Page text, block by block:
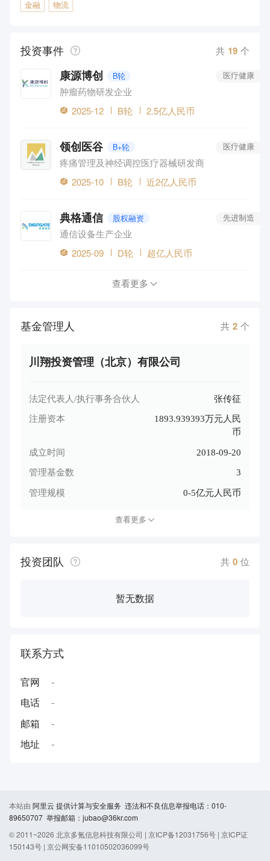
金融 物流
投资事件 共 19 个
康源博创 B轮
肿瘤药物研发企业
医疗健康
2025-12 B轮 2.5亿人民币
领创医谷 B+轮
疼痛管理及神经调控医疗器械研发商
医疗健康
2025-10 B轮 近2亿人民币
典格通信 股权融资
通信设备生产企业
先进制造
2025-09 D轮 超亿人民币
查看更多
基金管理人 共 2 个
川翔投资管理（北京）有限公司
法定代表人/执行事务合伙人 张传征
注册资本
1893.939393万元人民
币
成立时间 2018-09-20
管理基金数 3
管理规模 0-5亿元人民币
查看更多
投资团队 共 0 位
暂无数据
联系方式
官网
-
电话
-
邮箱
-
地址
-
本站由 阿里云 提供计算与安全服务 违法和不良信息举报电话：010-
89650707 举报邮箱：jubao@36kr.com
© 2011~2026 北京多氪信息科技有限公司 | 京ICP备12031756号 | 京ICP证
150143号 | 京公网安备11010502036099号